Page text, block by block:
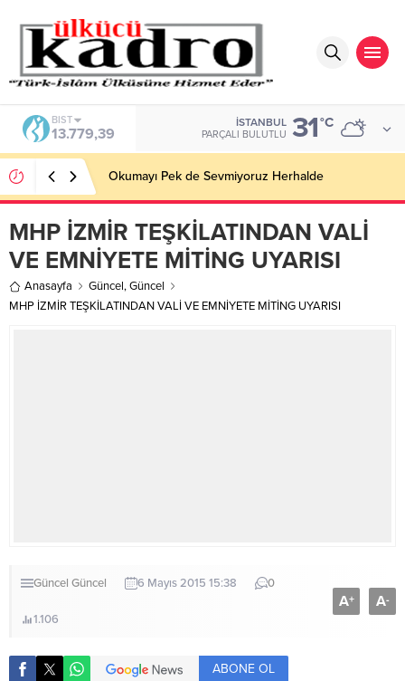
BIST
13.779,39
İSTANBUL
PARÇALI BULUTLU 31°C
Okumayı Pek de Sevmiyoruz Herhalde
MHP İZMİR TEŞKİLATINDAN VALİ
VE EMNİYETE MİTİNG UYARISI
Anasayfa Güncel,Güncel
MHP İZMİR TEŞKİLATINDAN VALİ VE EMNİYETE MİTİNG UYARISI
Güncel Güncel 6 Mayıs 2015 15:38 0
1.106
A+ A-
ABONE OL